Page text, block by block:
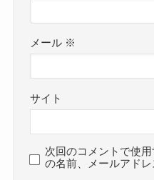
メール ※
サイト
次回のコメントで使
の名前、メールアドレ